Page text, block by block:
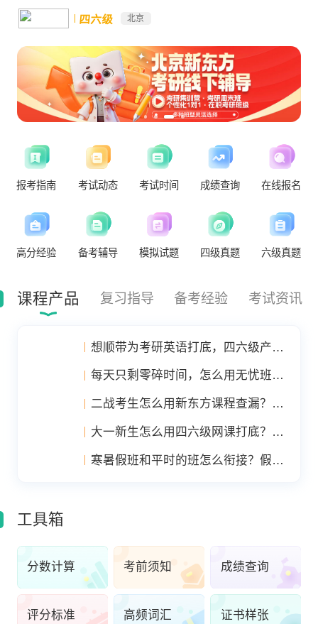
四六级 北京
报考指南 考试动态 考试时间 成绩查询 在线报名
高分经验 备考辅导 模拟试题 四级真题 六级真题
课程产品 复习指导 备考经验 考试资讯
想顺带为考研英语打底，四六级产品
每天只剩零碎时间，怎么用无忧班把
二战考生怎么用新东方课程查漏？把
大一新生怎么用四六级网课打底？早
寒暑假班和平时的班怎么衔接？假期
工具箱
分数计算 考前须知 成绩查询
评分标准 高频词汇 证书样张